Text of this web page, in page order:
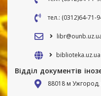
тел.: (0312)64-71-
biblioteka.uz.ua
Відділ документів
88018 м Ужгород,